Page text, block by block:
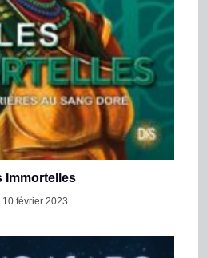
Immortelles
10 février 2023